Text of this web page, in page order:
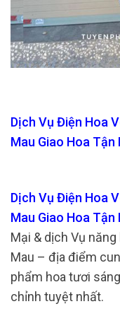
Dịch Vụ Điện Hoa
Mau Giao Hoa Tận
Dịch Vụ Điện Hoa
Mau Giao Hoa Tận
Mại & dịch Vụ
Mau – địa điểm
phẩm hoa tươi
chỉnh tuyệt nhất.